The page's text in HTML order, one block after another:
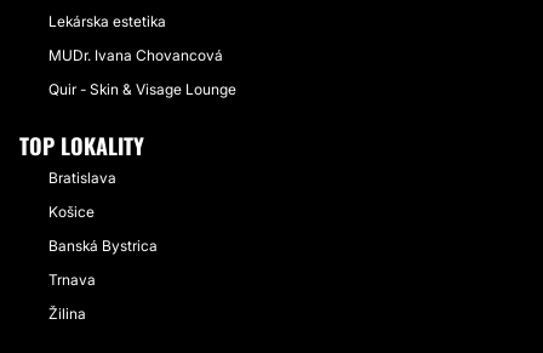
Lekárska estetika
MUDr. Ivana Chovancová
Quir - Skin & Visage Lounge
TOP LOKALITY
Bratislava
Košice
Banská Bystrica
Trnava
Žilina